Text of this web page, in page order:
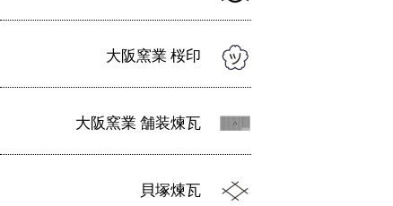
大阪窯業 桜印
大阪窯業 舗装煉瓦
貝塚煉瓦